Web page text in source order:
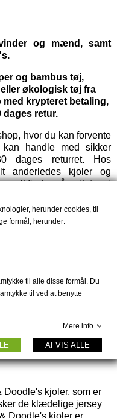
og mænd, samt
og bambus tøj,
økologisk tøj fra
krypteret betaling,
dages retur.
hvor du kan forvente
kan handle med sikker
dages returret. Hos
anderledes kjoler og
finder på nettet og i
og modtag fragtfrit
over 499,-.
Danmarks største
til mænd og kvinder i
Du finder også
af bambus eller
- og selvfølgelig
Bambus elsker vi
komfortabelt; du kan
Doodle's kjoler, som er
de klædelige jersey
herunder cookies, til
formål, herunder:
til alle disse formål. Du
til ved at benytte
Mere info
AFVIS ALLE